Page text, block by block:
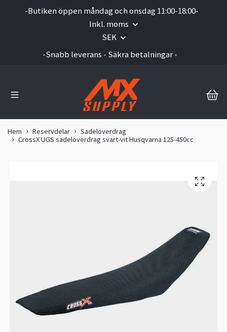
-Butiken öppen måndag och onsdag 11:00-18:00-
Inkl. moms
SEK
-Snabb leverans - Säkra betalningar -
Hem Reservdelar
Sadelöverdrag
CrossX UGS sadelöverdrag svart-vit Husqvarna 125-450cc